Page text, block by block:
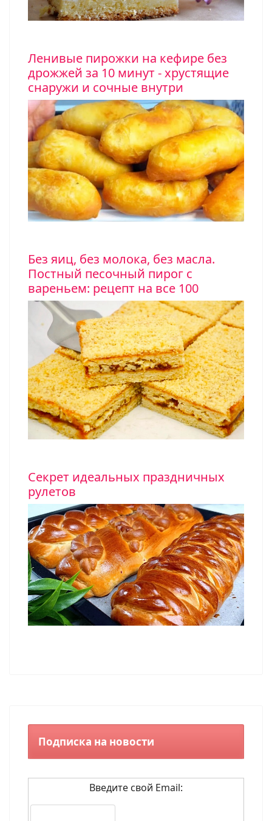
Ленивые пирожки на кефире без
дрожжей за 10 минут - хрустящие
снаружи и сочные внутри
Без яиц, без молока, без масла.
Постный песочный пирог с
вареньем: рецепт на все 100
Секрет идеальных праздничных
рулетов
Подписка на новости
Введите свой Email: